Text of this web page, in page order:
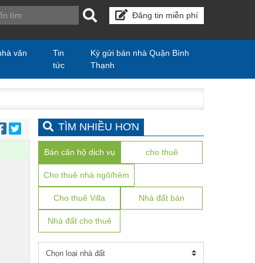
Đăng tin miễn phí
văn
Tin
tức
Ký gửi bán nhà Quận Bình
Thạnh
TÌM NHIỀU HƠN
Bán căn hộ dịch vụ cho thuê
Cho thuê nhà ngõ/hẻm
Cho thuê Villa Nhà đất bán
Nhà đất cho thuê